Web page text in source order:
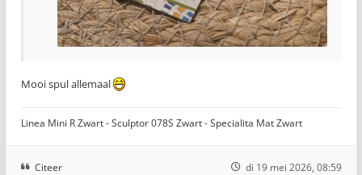
Mooi spul allemaal
Linea Mini R Zwart - Sculptor 078S Zwart - Specialita Mat Zwart
Citeer di 19 mei 2026, 08:59